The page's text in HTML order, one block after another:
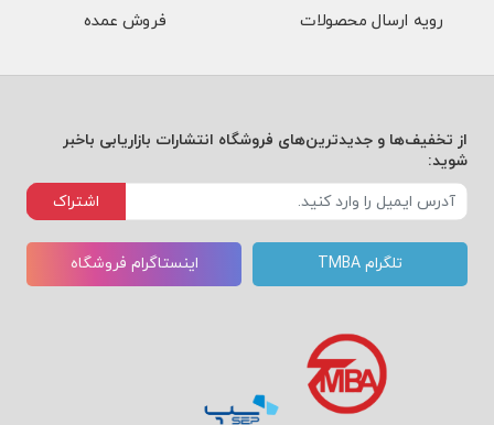
رویه ارسال محصولات فروش عمده
از تخفیف‌ها و جدیدترین‌های فروشگاه انتشارات بازاریابی باخبر
شوید:
اشتراک
تلگرام TMBA اینستاگرام فروشگاه